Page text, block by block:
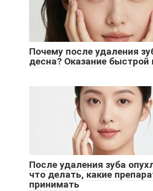
Почему после удаления
десна? Оказание
После удаления зуба
что делать, какие
принимать